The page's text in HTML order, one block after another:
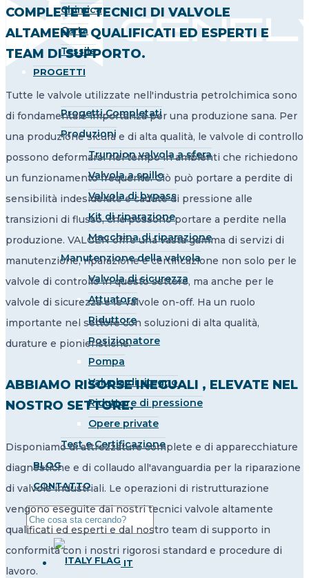
Chimica
Carta
Tessile
PROGETTI
Progetti Completati
Produzioni
Trunnion valvola a sfera
Valvola a spillo
Valvola di bypass
Kit di riparazione
Macchina di riparazione
Manutenzione della valvola
Valvola di sicurezza
Attuatore
Riduttore
Posizionatore
Pompa
Valvola di ritegno
Riduttore di pressione
Opere private
Test e Certificazione
BLOG
CONTATTO
IT
COMPLETE E TECNICI DI VALVOLE
ALTAMENTE QUALIFICATI ED ESPERTI E
TEAM DI SUPPORTO.
Tutte le valvole utilizzate nell'industria petrolchimica sono
di fondamentale importanza per una produzione sana. Per
una produzione sicura e di alta qualità, le valvole di controllo
possono deformarsi nel tempo in ambienti che richiedono
un funzionamento frequente. Ciò può portare a perdite di
sensibilità indesiderate e cadute di pressione alle
transizioni di flusso, che possono portare a perdite nella
produzione. VALGEN offre una vasta gamma di servizi di
manutenzione, riparazione e certificazione non solo per le
valvole di controllo in questo settore, ma anche per le
valvole di sicurezza e le valvole on-off. Ha un ruolo
importante nel settore con soluzioni di alta qualità,
durature e pionieristiche.
ABBIAMO RISORSE INEGUALI , ELEVATE NEL
NOSTRO SETTORE.
Disponiamo di attrezzature complete e di apparecchiature
diagnostiche e di collaudo all'avanguardia per la riparazione
di valvole industriali. Le operazioni di ristrutturazione
vengono eseguite dai nostri tecnici valvole altamente
qualificati ed esperti e dal nostro team di supporto in
conformità con i nostri rigorosi standard e procedure di
lavoro.